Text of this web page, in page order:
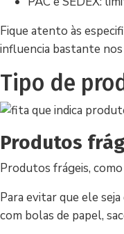
Fique atento às
influencia bastante
Tipo de
Produtos
Produtos frágeis,
Para evitar que ele
com bolas de papel,